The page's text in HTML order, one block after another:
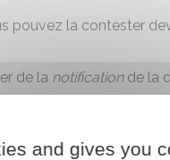
pouvez la contester
de la notificationde la
and gives you